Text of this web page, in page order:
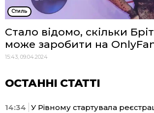
Стиль
Стало відомо, скільки
може заробити на
15:43, 09.04.2024
ОСТАННІ СТАТТІ
14:34 У Рівному стартувала